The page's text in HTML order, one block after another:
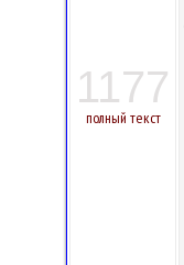
1177
полный текст